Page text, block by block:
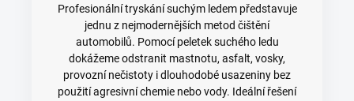
Profesionální tryskání suchým ledem představuje
jednu z nejmodernějších metod čištění
automobilů. Pomocí peletek suchého ledu
dokážeme odstranit mastnotu, asfalt, vosky,
provozní nečistoty i dlouhodobé usazeniny bez
použití agresivní chemie nebo vody. Ideální řešení